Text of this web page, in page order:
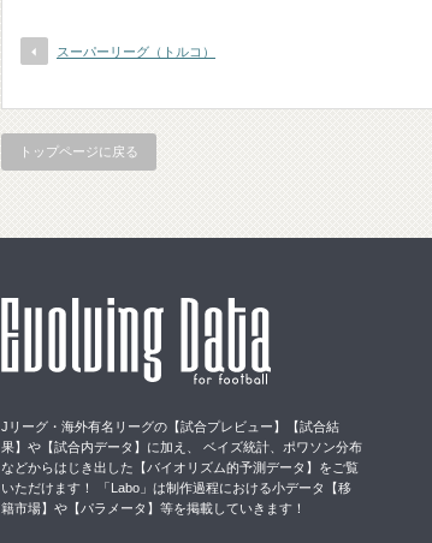
スーパーリーグ（トルコ）
トップページに戻る
Jリーグ・海外有名リーグの【試合プレビュー】【試合結
果】や【試合内データ】に加え、 ベイズ統計、ポワソン分布
などからはじき出した【バイオリズム的予測データ】をご覧
いただけます！ 「Labo」は制作過程における小データ【移
籍市場】や【パラメータ】等を掲載していきます！